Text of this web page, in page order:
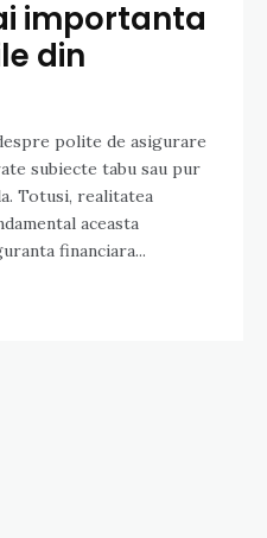
importanta
din
polite de asigurare
subiecte tabu sau pur
Totusi, realitatea
aceasta
financiara...